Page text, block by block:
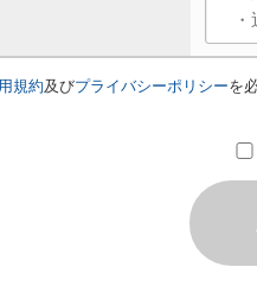
規約及びプライバシーポリシーを